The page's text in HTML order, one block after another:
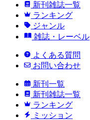
新刊雑誌一覧
ランキング
ジャンル
雑誌・レーベル
よくある質問
お問い合わせ
新刊一覧
新刊雑誌一覧
ランキング
ミッション